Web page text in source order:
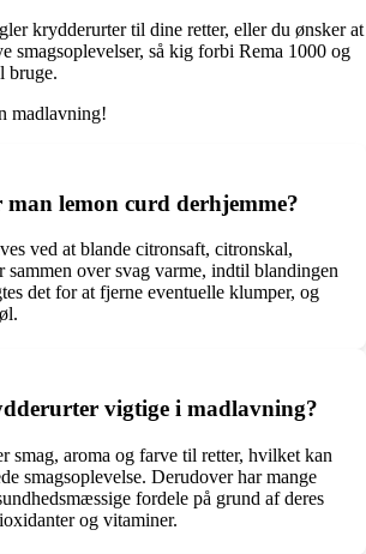
krydderurter til dine retter, eller du ønsker at
smagsoplevelser, så kig forbi Rema 1000 og
bruge.
madlavning!
lemon curd derhjemme?
ved at blande citronsaft, citronskal,
sammen over svag varme, indtil blandingen
det for at fjerne eventuelle klumper, og
vigtige i madlavning?
smag, aroma og farve til retter, hvilket kan
smagsoplevelse. Derudover har mange
fordele på grund af deres
og vitaminer.